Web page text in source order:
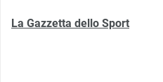
La Gazzetta dello Sport